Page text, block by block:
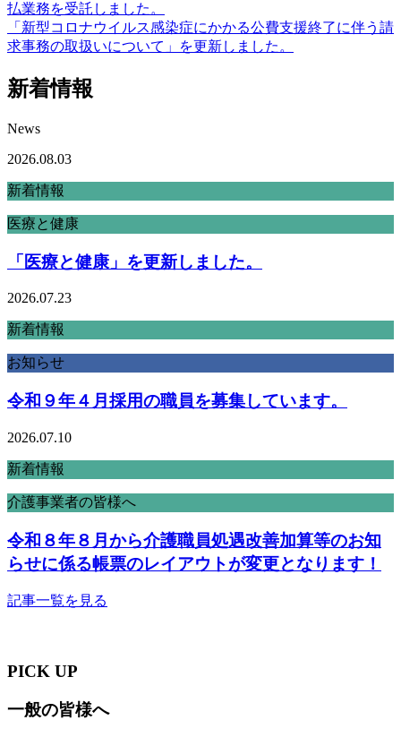
払業務を受託しました。
「新型コロナウイルス感染症にかかる公費支援終了に伴う請
求事務の取扱いについて」を更新しました。
新着情報
News
2026.08.03
新着情報
医療と健康
「医療と健康」を更新しました。
2026.07.23
新着情報
お知らせ
令和９年４月採用の職員を募集しています。
2026.07.10
新着情報
介護事業者の皆様へ
令和８年８月から介護職員処遇改善加算等のお知
らせに係る帳票のレイアウトが変更となります！
記事一覧を見る
PICK UP
一般の皆様へ